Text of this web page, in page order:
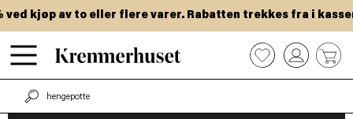
Hopp
til
hovedinnhold
ved kjøp av to eller flere varer. Rabatten trekkes fra i
0